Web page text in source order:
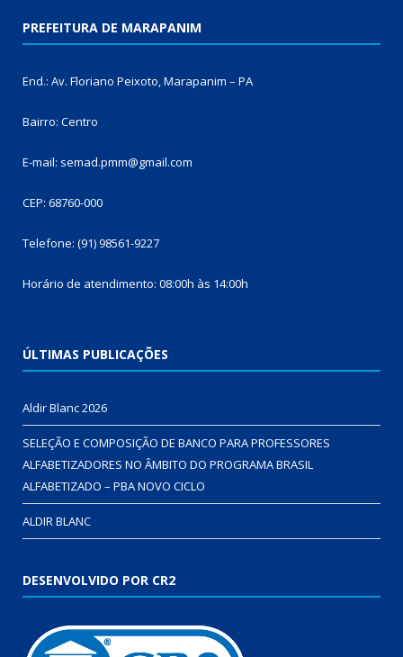
PREFEITURA DE MARAPANIM
End.: Av. Floriano Peixoto, Marapanim – PA
Bairro: Centro
E-mail: semad.pmm@gmail.com
CEP: 68760-000
Telefone: (91) 98561-9227
Horário de atendimento: 08:00h às 14:00h
ÚLTIMAS PUBLICAÇÕES
Aldir Blanc 2026
SELEÇÃO E COMPOSIÇÃO DE BANCO PARA PROFESSORES
ALFABETIZADORES NO ÂMBITO DO PROGRAMA BRASIL
ALFABETIZADO – PBA NOVO CICLO
ALDIR BLANC
DESENVOLVIDO POR CR2